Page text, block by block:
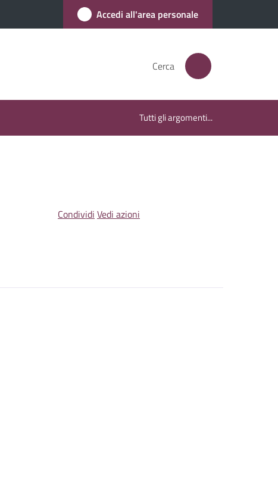
Accedi all'area personale
Cerca
Tutti gli argomenti...
Condividi Vedi azioni